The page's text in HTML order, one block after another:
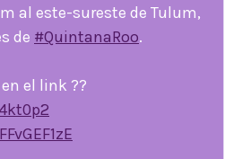
al este-sureste de Tulum,
de #QuintanaRoo.
el link ??